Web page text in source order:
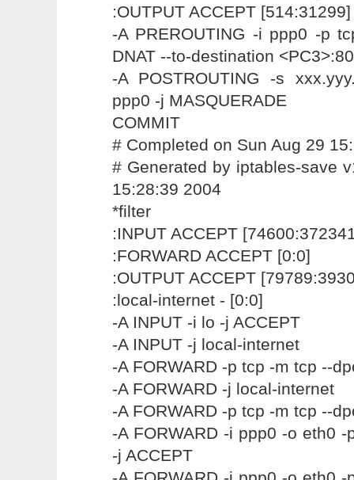
:OUTPUT ACCEPT [514:31299]
-A PREROUTING -i ppp0 -p
DNAT --to-destination <PC3>:80
-A POSTROUTING -s
ppp0 -j MASQUERADE
COMMIT
# Completed on Sun Aug 29
# Generated by iptables-save
15:28:39 2004
*filter
:INPUT ACCEPT
:FORWARD ACCEPT [0:0]
:OUTPUT ACCEPT
:local-internet - [0:0]
-A INPUT -i lo -j ACCEPT
-A INPUT -j local-internet
-A FORWARD -p tcp -m tcp --
-A FORWARD -j local-internet
-A FORWARD -p tcp -m tcp --
-A FORWARD -i ppp0 -o eth0
-j ACCEPT